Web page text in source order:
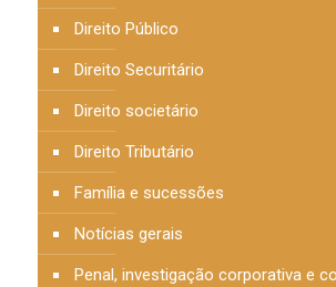
Direito Público
Direito Securitário
Direito societário
Direito Tributário
Família e sucessões
Notícias gerais
Penal, investigação corporativa e